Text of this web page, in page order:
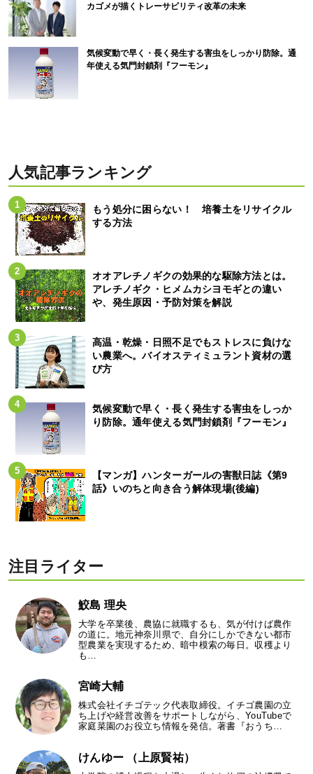
カゴメが描くトレーサビリティ改革の未来
気候変動で早く・長く発生する害虫をしっかり防除。通
年使える気門封鎖剤『フーモン』
人気記事ランキング
もう処分に困らない！ 培養土をリサイクル
する方法
オオアレチノギクの効果的な駆除方法とは。
アレチノギク・ヒメムカシヨモギとの違い
や、発生原因・予防対策を解説
高温・乾燥・日照不足でもストレスに負けな
い農業へ。バイオスティミュラント資材の選
び方
気候変動で早く・長く発生する害虫をしっか
り防除。通年使える気門封鎖剤『フーモン』
【マンガ】ハンターガールの害獣日誌《第9
話》いのちと向き合う解体現場(後編)
注目ライター
鮫島 理央
大学を卒業後、農協に就職するも、気が付けば農作
の道に。地元神奈川県で、自分にしかできない都市
型農業を実現するため、暗中模索の毎日。収穫より
も…
宮崎大輔
株式会社イチゴテック代表取締役。イチゴ農園の立
ち上げや経営改善をサポートしながら、YouTubeで
家庭菜園のお役立ち情報を発信。著書『おうち…
けんゆー （上原賢祐）